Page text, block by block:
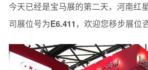
今天已经是宝马展的第二天，河南红
司展位号为E6.411 ，欢迎您移步展位